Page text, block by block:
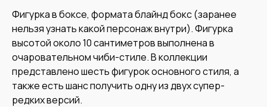
Фигурка в боксе, формата блайнд бокс (заранее
нельзя узнать какой персонаж внутри). Фигурка
высотой около 10 сантиметров выполнена в
очаровательном чиби-стиле. В коллекции
представлено шесть фигурок основного стиля, а
также есть шанс получить одну из двух супер-
редких версий.